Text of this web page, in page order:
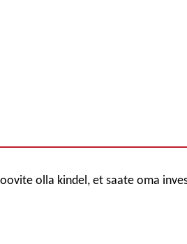
olla kindel, et saate oma